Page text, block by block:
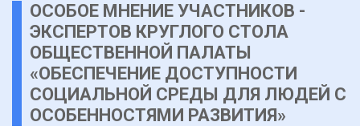
ОСОБОЕ МНЕНИЕ УЧАСТНИКОВ -
ЭКСПЕРТОВ КРУГЛОГО СТОЛА
ОБЩЕСТВЕННОЙ ПАЛАТЫ
«ОБЕСПЕЧЕНИЕ ДОСТУПНОСТИ
СОЦИАЛЬНОЙ СРЕДЫ ДЛЯ ЛЮДЕЙ С
ОСОБЕННОСТЯМИ РАЗВИТИЯ»